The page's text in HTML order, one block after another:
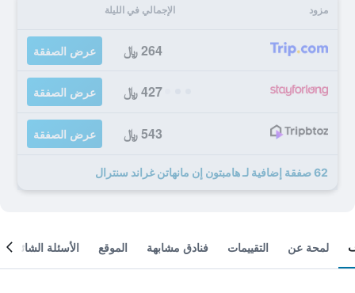
مزود الإجمالي في الليلة
264 ﷼ عرض الصفقة
427 ﷼ عرض الصفقة
543 ﷼ عرض الصفقة
62 صفقة إضافية لـ هامبتون إن مانهاتن غراند سنترال
لمحة عن التقييمات فنادق مشابهة الموقع الأسئلة الشائعة